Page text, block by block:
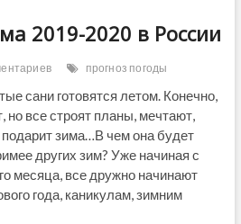
2019-2020 в России
прогноз погоды
сани готовятся летом. Конечно,
но все строят планы, мечтают,
зима…В чем она будет
других зим? Уже начиная с
месяца, все дружно начинают
года, каникулам, зимним